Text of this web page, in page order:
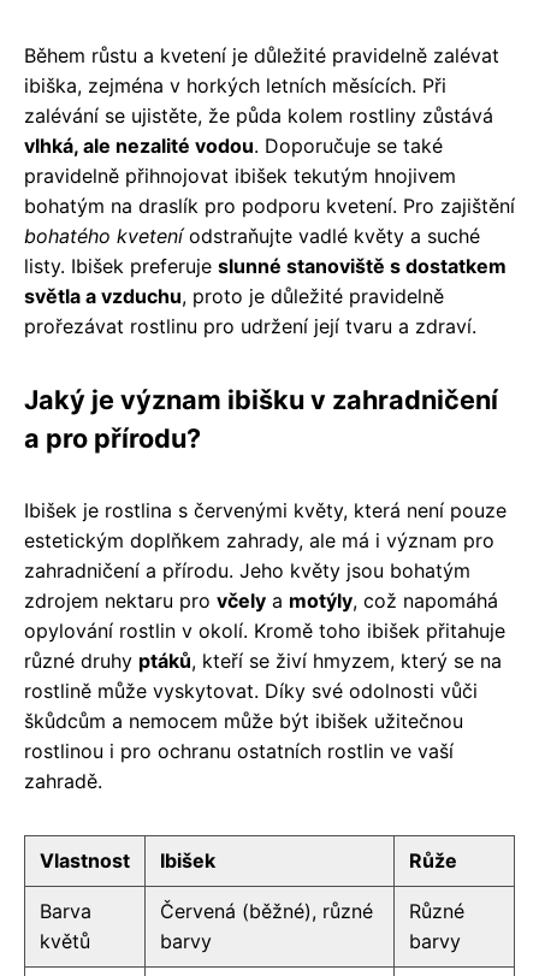
Během růstu a kvetení je důležité pravidelně zalévat
ibiška, zejména v horkých letních měsících. Při
zalévání se ujistěte, že půda kolem rostliny zůstává
vlhká, ale nezalité vodou. Doporučuje se také
pravidelně přihnojovat ibišek tekutým hnojivem
bohatým na draslík pro podporu kvetení. Pro zajištění
bohatého kveteníodstraňujte vadlé květy a suché
listy. Ibišek preferuje slunné stanoviště s dostatkem
světla a vzduchu, proto je důležité pravidelně
prořezávat rostlinu pro udržení její tvaru a zdraví.
Jaký je význam ibišku v zahradničení
a pro přírodu?
Ibišek je rostlina s červenými květy, která není pouze
estetickým doplňkem zahrady, ale má i význam pro
zahradničení a přírodu. Jeho květy jsou bohatým
zdrojem nektaru pro včely a motýly, což napomáhá
opylování rostlin v okolí. Kromě toho ibišek přitahuje
různé druhy ptáků, kteří se živí hmyzem, který se na
rostlině může vyskytovat. Díky své odolnosti vůči
škůdcům a nemocem může být ibišek užitečnou
rostlinou i pro ochranu ostatních rostlin ve vaší
zahradě.
Vlastnost Ibišek Růže
Barva
květů
Červená (běžné), různé
barvy
Různé
barvy